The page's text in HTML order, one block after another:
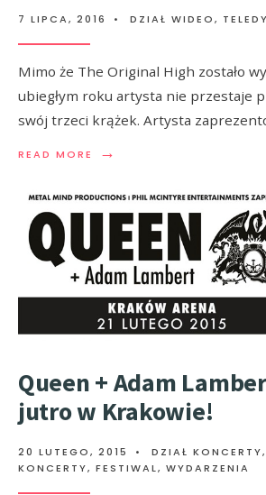
7 LIPCA, 2016 • DZIAŁ WIDEO,
Mimo że The Original High zostało
ubiegłym roku artysta nie przestaje
swój trzeci krążek. Artysta
READ MORE →
Queen + Adam
jutro w Krakowie!
20 LUTEGO, 2015 • DZIAŁ KONCERTY,
KONCERTY, FESTIWAL, WYDARZENIA